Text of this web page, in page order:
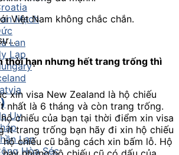
Mạch
Lan
Lạp
Uy
Lan
Hòa Séc
Việt Nam không chắc chắn.
thời hạn nhưng hết trang trống thì
xin visa New Zealand là hộ chiếu
nhất là 6 tháng và còn trang trống.
chiếu của bạn tại thời điểm xin visa
ít trang trống bạn hãy đi xin hộ chiếu
chiếu cũ bằng cách xin bấm lỗ. Hộ